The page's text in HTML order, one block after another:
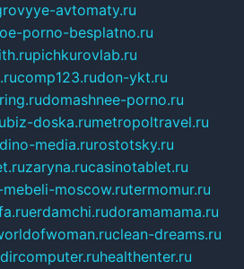
avtomaty.ru
porno-besplatno.ru
pichkurovlab.ru
comp123.rudon-ykt.ru
domashnee-porno.ru
biz-doska.rumetropoltravel.ru
media.rurostotsky.ru
zaryna.rucasinotablet.ru
moscow.rutermomur.ru
erdamchi.rudoramamama.ru
clean-dreams.ru
dircomputer.ruhealthenter.ru